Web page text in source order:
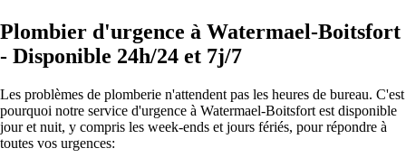
Plombier d'urgence à Watermael-Boitsfort
- Disponible 24h/24 et 7j/7
Les problèmes de plomberie n'attendent pas les heures de bureau. C'est
pourquoi notre service d'urgence à Watermael-Boitsfort est disponible
jour et nuit, y compris les week-ends et jours fériés, pour répondre à
toutes vos urgences: